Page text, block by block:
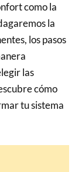
como la
la
los pasos
las
cómo
tu sistema